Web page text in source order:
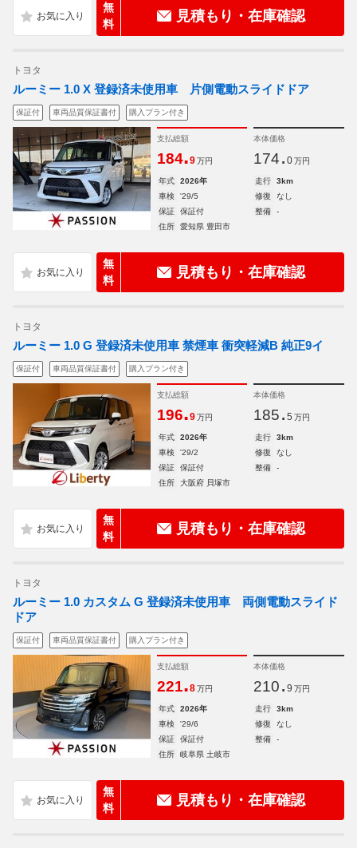
無
料
見積もり・在庫確認
トヨタ
ルーミー 1.0 X 登録済未使用車 片側電動スライドドア
保証付 車両品質保証書付 購入プラン付き
支払総額
184.9 万円
本体価格
174. 0 万円
年式 2026年 走行
3km
車検
'29/5 修復
なし
保証
保証付 整備
-
住所
愛知県 豊田市
無
料
見積もり・在庫確認
トヨタ
ルーミー 1.0 G 登録済未使用車 禁煙車 衝突軽減B 純正9イ
保証付 車両品質保証書付 購入プラン付き
支払総額
196.9 万円
本体価格
185. 5 万円
年式 2026年 走行
3km
車検
'29/2 修復
なし
保証
保証付 整備
-
住所
大阪府 貝塚市
無
料
見積もり・在庫確認
トヨタ
ルーミー 1.0 カスタム G 登録済未使用車 両側電動スライド
ドア
保証付 車両品質保証書付 購入プラン付き
支払総額
221.8 万円
本体価格
210. 9 万円
年式 2026年 走行
3km
車検
'29/6 修復
なし
保証
保証付 整備
-
住所
岐阜県 土岐市
無
料
見積もり・在庫確認